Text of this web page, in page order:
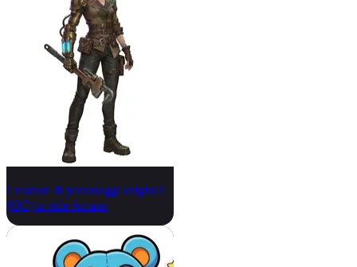
Creatore di personaggi originali
(OC) in stile Arcane